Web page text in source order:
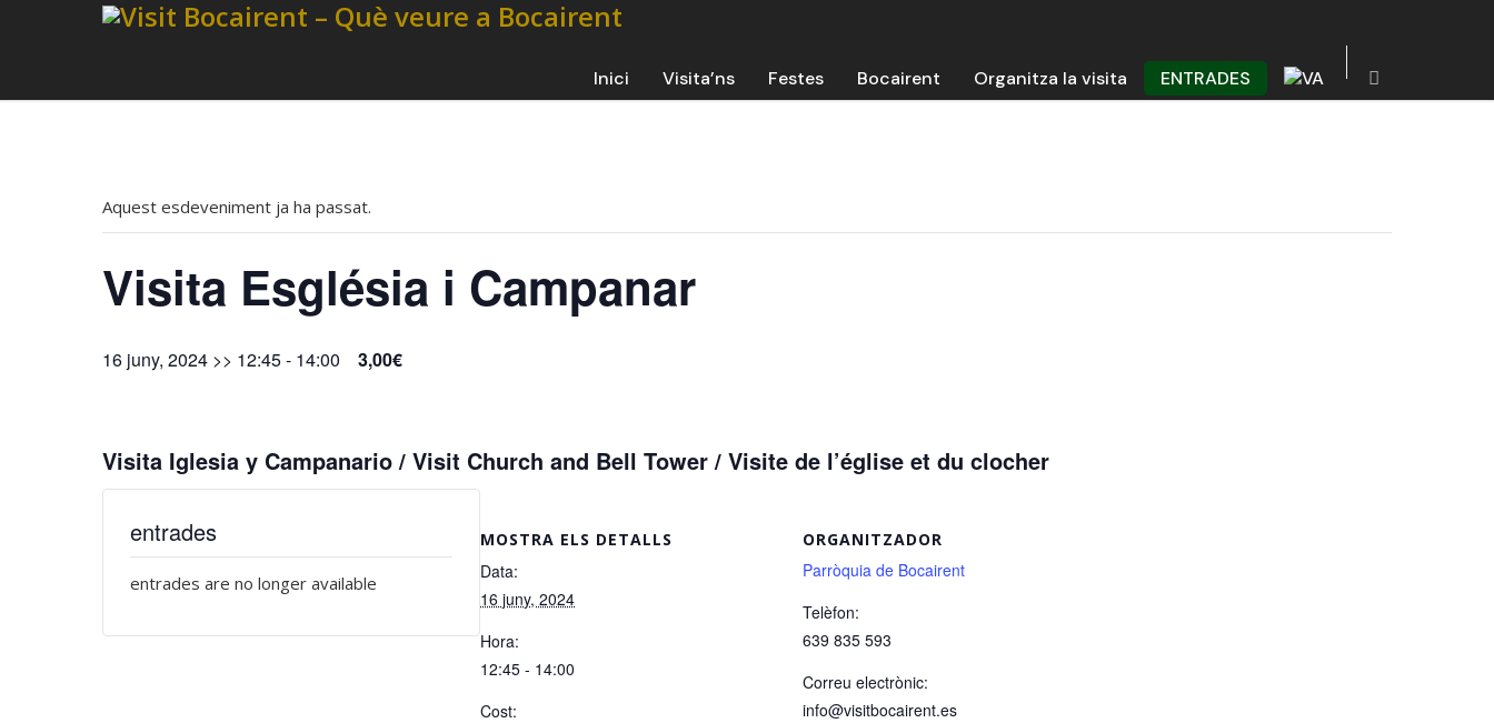
Inici Visita’ns Festes Bocairent Organitza la visita ENTRADES
Aquest esdeveniment ja ha passat.
Visita Església i Campanar
16 juny, 2024 >> 12:45- 14:00 3,00€
Visita Iglesia y Campanario / Visit Church and Bell Tower / Visite de l’église et du clocher
MOSTRA ELS DETALLS
Data:
16 juny, 2024
Hora:
12:45 - 14:00
Cost:
ORGANITZADOR
Parròquia de Bocairent
Telèfon:
639 835 593
Correu electrònic:
info@visitbocairent.es
entrades
entrades are no longer available